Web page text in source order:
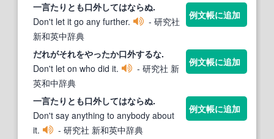
一言たりとも口外してはならぬ.
Don't let it go any further.
- 研究社
新和英中辞典
例文帳に追加
だれがそれをやったか口外するな.
Don't let on who did it.
- 研究社 新
英和中辞典
例文帳に追加
一言たりとも口外してはならぬ.
Don't say anything to anybody about
it.
- 研究社 新和英中辞典
例文帳に追加